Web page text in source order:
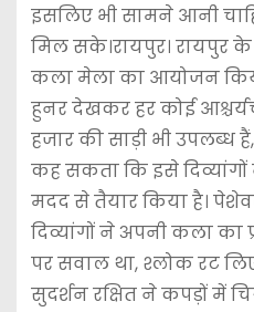
इसलिए भी सामने आनी
मिल सके।रायपुर। रायपुर के
कला मेला का आयोजन किया
हुनर देखकर हर कोई
हजार की साड़ी भी उपलब्ध
कह सकता कि इसे
मदद से तैयार किया है।
दिव्यांगों ने अपनी कला का
पर सवाल था, श्लोक रट
सुदर्शन रक्षित ने कपड़ों में